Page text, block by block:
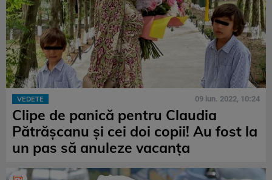
VEDETE 09 iun. 2022, 10:24
Clipe de panică pentru Claudia
Pătrășcanu și cei doi copii! Au fost la
un pas să anuleze vacanța